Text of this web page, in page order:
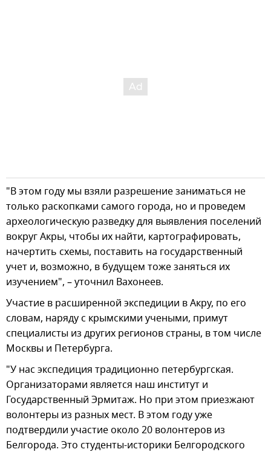
"В этом году мы взяли разрешение заниматься не
только раскопками самого города, но и проведем
археологическую разведку для выявления поселений
вокруг Акры, чтобы их найти, картографировать,
начертить схемы, поставить на государственный
учет и, возможно, в будущем тоже заняться их
изучением", – уточнил Вахонеев.
Участие в расширенной экспедиции в Акру, по его
словам, наряду с крымскими учеными, примут
специалисты из других регионов страны, в том числе
Москвы и Петербурга.
"У нас экспедиция традиционно петербургская.
Организаторами является наш институт и
Государственный Эрмитаж. Но при этом приезжают
волонтеры из разных мест. В этом году уже
подтвердили участие около 20 волонтеров из
Белгорода. Это студенты-историки Белгородского